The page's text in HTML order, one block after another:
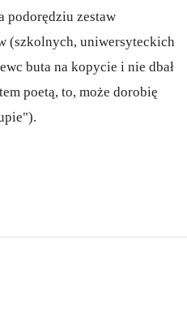
podorędziu zestaw
(szkolnych, uniwersyteckich
buta na kopycie i nie dbał
poetą, to, może dorobię